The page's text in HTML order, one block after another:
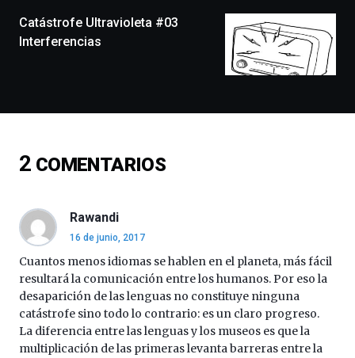
monólogos,
exposiciones,
de
16
4
de
octubre.
iniciativa,
organizada
por
la
Cátedra…
Catástrofe Ultravioleta #03
Interferencias
2 COMENTARIOS
Rawandi
16 de junio, 2017
Cuantos menos idiomas se hablen en el planeta, más fácil
resultará la comunicación entre los humanos. Por eso la
desaparición de las lenguas no constituye ninguna
catástrofe sino todo lo contrario: es un claro progreso.
La diferencia entre las lenguas y los museos es que la
multiplicación de las primeras levanta barreras entre la